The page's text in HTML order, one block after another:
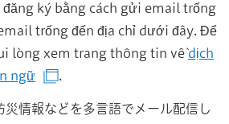
ký bằng cách gửi email trống
trống đến địa chỉ dưới đây. Để
lòng xem trang thông tin vềdịch
ngữ
（別ウインドウで開きます）
災情報などを多言語でメール配信し